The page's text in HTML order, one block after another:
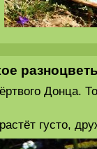
Донца.
густо,